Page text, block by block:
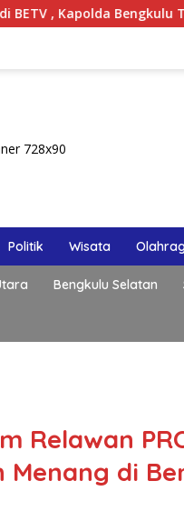
Tegaskan : Tidak
Politik Wisata
Bengkulu Selatan
Relawan
di